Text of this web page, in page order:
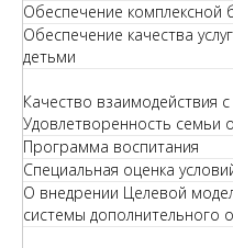
Обеспечение комплексной
Обеспечение качества
детьми
Качество взаимодействия
Удовлетворенность семьи
Программа воспитания
Специальная оценка
О внедрении Целевой
системы дополнительного